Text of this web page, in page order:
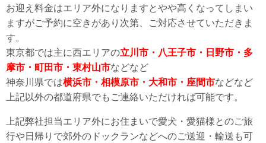
お迎え料金はエリア外になりますとやや高くなってしまい
ますがご予約に空きがあり次第、ご対応させていただきま
す。
東京都では主に西エリアの立川市・八王子市・日野市・多
摩市・町田市・東村山市などなど
神奈川県では横浜市・相模原市・大和市・座間市などなど
上記以外の都道府県でもご連絡いただければ可能です。
上記弊社担当エリア外にお住まいで愛犬・愛猫様とのご旅
行や日帰りで郊外のドックランなどへのご送迎・輸送も可